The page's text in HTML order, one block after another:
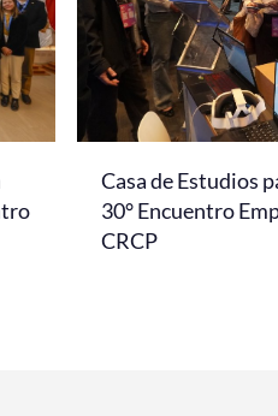
Casa de Estudios
30° Encuentro
CRCP